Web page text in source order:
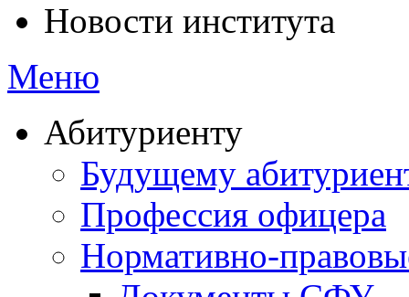
Новости института
Меню
Абитуриенту
Будущему
Профессия офицера
Нормативно-